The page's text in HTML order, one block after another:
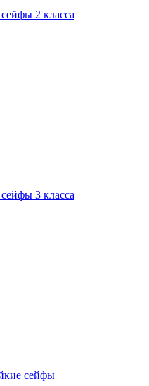
2 класса
3 класса
сейфы